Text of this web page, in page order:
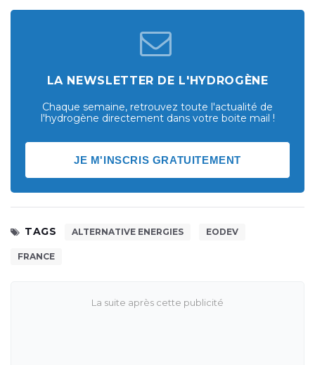
LA NEWSLETTER DE L'HYDROGÈNE
Chaque semaine, retrouvez toute l'actualité de
l'hydrogène directement dans votre boite mail !
JE M'INSCRIS GRATUITEMENT
TAGS ALTERNATIVE ENERGIES EODEV
FRANCE